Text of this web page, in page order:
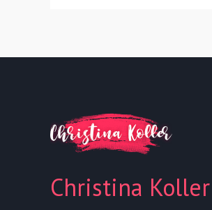
Christina Koller